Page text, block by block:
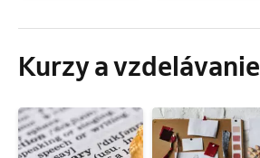
Kurzy a vzdelávanie